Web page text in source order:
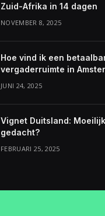
Zuid-Afrika in 14 dagen
NOVEMBER 8, 2025
Hoe vind ik een
vergaderruimte in
JUNI 24, 2025
Vignet Duitsland:
gedacht?
FEBRUARI 25, 2025